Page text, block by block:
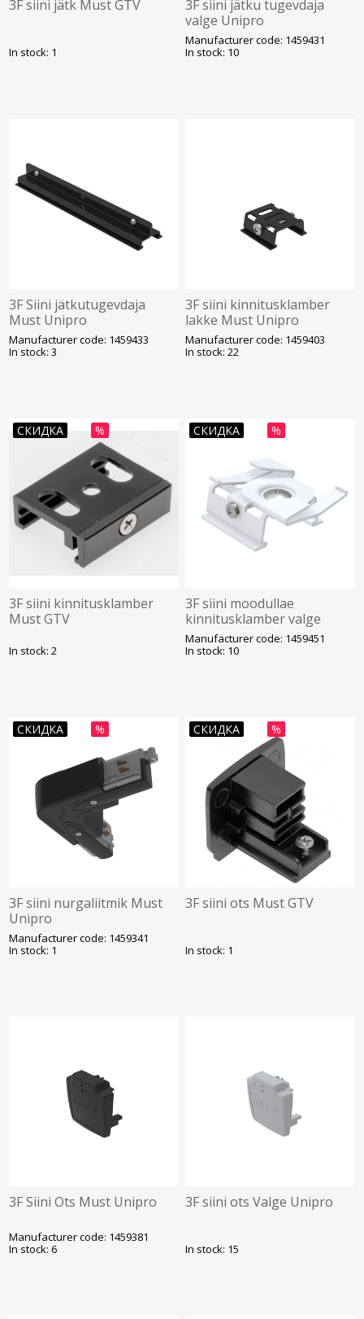
3F siini jätk Must GTV
In stock: 1
3F siini jätku tugevdaja
valge Unipro
Manufacturer code: 1459431
In stock: 10
3F Siini jätkutugevdaja
Must Unipro
Manufacturer code: 1459433
In stock: 3
3F siini kinnitusklamber
lakke Must Unipro
Manufacturer code: 1459403
In stock: 22
СКИДКА %
3F siini kinnitusklamber
Must GTV
In stock: 2
СКИДКА %
3F siini moodullae
kinnitusklamber valge
Unipro
Manufacturer code: 1459451
In stock: 10
СКИДКА %
3F siini nurgaliitmik Must
Unipro
Manufacturer code: 1459341
In stock: 1
СКИДКА %
3F siini ots Must GTV
In stock: 1
3F Siini Ots Must Unipro
Manufacturer code: 1459381
In stock: 6
3F siini ots Valge Unipro
In stock: 15